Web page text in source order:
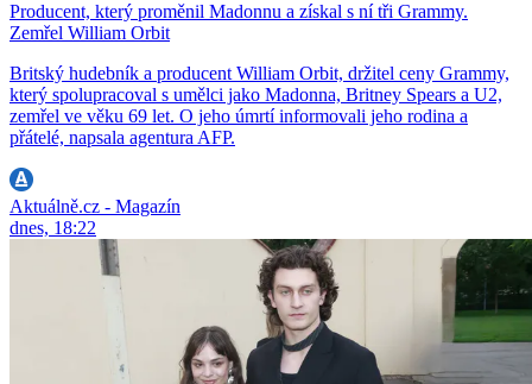
Producent, který proměnil Madonnu a získal s ní tři Grammy.
Zemřel William Orbit
Britský hudebník a producent William Orbit, držitel ceny Grammy,
který spolupracoval s umělci jako Madonna, Britney Spears a U2,
zemřel ve věku 69 let. O jeho úmrtí informovali jeho rodina a
přátelé, napsala agentura AFP.
Aktuálně.cz - Magazín
dnes, 18:22